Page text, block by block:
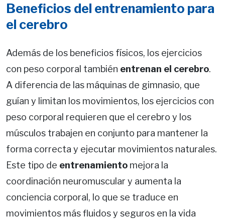
Beneficios del entrenamiento para
el cerebro
Además de los beneficios físicos, los ejercicios
con peso corporal también entrenan el cerebro.
A diferencia de las máquinas de gimnasio, que
guían y limitan los movimientos, los ejercicios con
peso corporal requieren que el cerebro y los
músculos trabajen en conjunto para mantener la
forma correcta y ejecutar movimientos naturales.
Este tipo de entrenamiento mejora la
coordinación neuromuscular y aumenta la
conciencia corporal, lo que se traduce en
movimientos más fluidos y seguros en la vida